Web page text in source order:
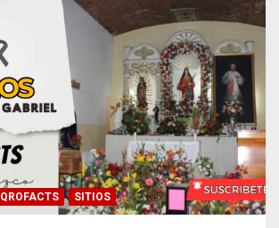
QROFACTS SITIOS